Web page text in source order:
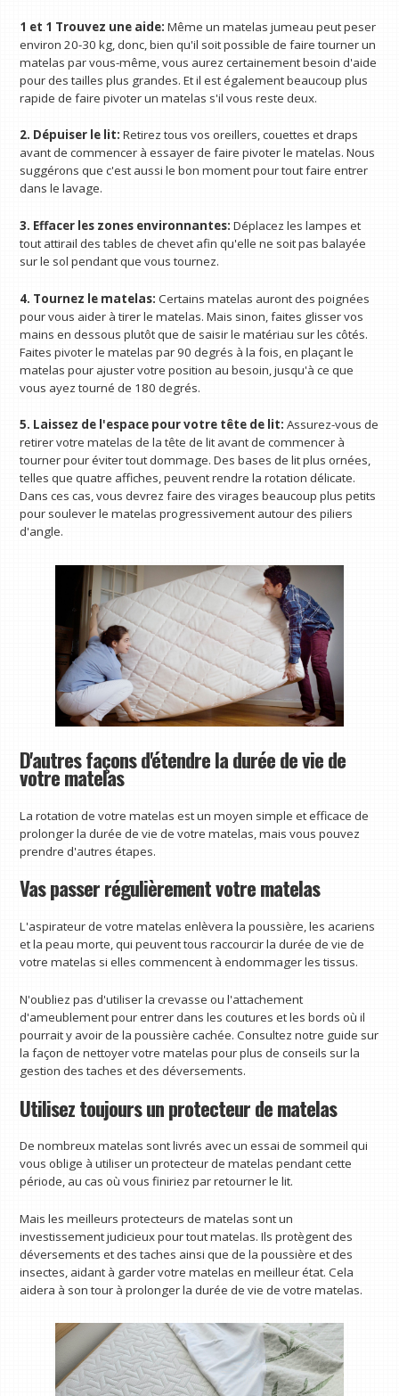
1 et 1 Trouvez une aide:Même un matelas jumeau peut peser
environ 20-30 kg, donc, bien qu'il soit possible de faire tourner un
matelas par vous-même, vous aurez certainement besoin d'aide
pour des tailles plus grandes. Et il est également beaucoup plus
rapide de faire pivoter un matelas s'il vous reste deux.
2. Dépuiser le lit:Retirez tous vos oreillers, couettes et draps
avant de commencer à essayer de faire pivoter le matelas. Nous
suggérons que c'est aussi le bon moment pour tout faire entrer
dans le lavage.
3. Effacer les zones environnantes:Déplacez les lampes et
tout attirail des tables de chevet afin qu'elle ne soit pas balayée
sur le sol pendant que vous tournez.
4. Tournez le matelas:Certains matelas auront des poignées
pour vous aider à tirer le matelas. Mais sinon, faites glisser vos
mains en dessous plutôt que de saisir le matériau sur les côtés.
Faites pivoter le matelas par 90 degrés à la fois, en plaçant le
matelas pour ajuster votre position au besoin, jusqu'à ce que
vous ayez tourné de 180 degrés.
5. Laissez de l'espace pour votre tête de lit:Assurez-vous de
retirer votre matelas de la tête de lit avant de commencer à
tourner pour éviter tout dommage. Des bases de lit plus ornées,
telles que quatre affiches, peuvent rendre la rotation délicate.
Dans ces cas, vous devrez faire des virages beaucoup plus petits
pour soulever le matelas progressivement autour des piliers
d'angle.
D'autres façons d'étendre la durée de vie de
votre matelas
La rotation de votre matelas est un moyen simple et efficace de
prolonger la durée de vie de votre matelas, mais vous pouvez
prendre d'autres étapes.
Vas passer régulièrement votre matelas
L'aspirateur de votre matelas enlèvera la poussière, les acariens
et la peau morte, qui peuvent tous raccourcir la durée de vie de
votre matelas si elles commencent à endommager les tissus.
N'oubliez pas d'utiliser la crevasse ou l'attachement
d'ameublement pour entrer dans les coutures et les bords où il
pourrait y avoir de la poussière cachée. Consultez notre guide sur
la façon de nettoyer votre matelas pour plus de conseils sur la
gestion des taches et des déversements.
Utilisez toujours un protecteur de matelas
De nombreux matelas sont livrés avec un essai de sommeil qui
vous oblige à utiliser un protecteur de matelas pendant cette
période, au cas où vous finiriez par retourner le lit.
Mais les meilleurs protecteurs de matelas sont un
investissement judicieux pour tout matelas. Ils protègent des
déversements et des taches ainsi que de la poussière et des
insectes, aidant à garder votre matelas en meilleur état. Cela
aidera à son tour à prolonger la durée de vie de votre matelas.